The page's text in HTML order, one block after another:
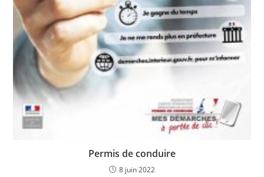
Permis de conduire
8 juin 2022